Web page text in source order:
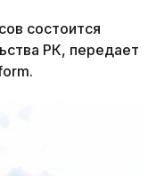
состоится
РК, передает